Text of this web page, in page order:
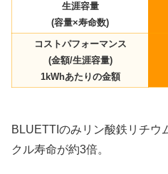
生涯容量
(容量×寿命数)
コストパフォーマンス
(金額/生涯容量)
1kWhあたりの金額
BLUETTIのみリン酸鉄リチウ
クル寿命が約3倍。